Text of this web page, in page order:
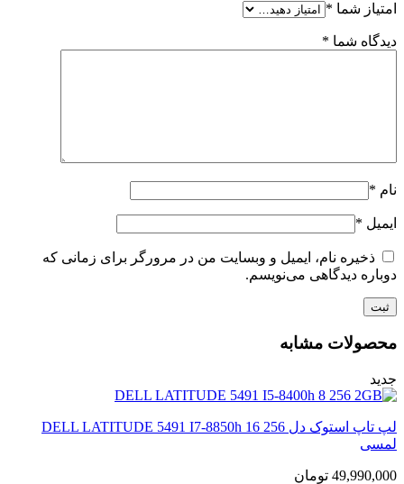
امتیاز شما *
دیدگاه شما *
نام *
ایمیل *
ذخیره نام، ایمیل و وبسایت من در مرورگر برای زمانی که
دوباره دیدگاهی می‌نویسم.
محصولات مشابه
جدید
لپ تاپ استوک دل DELL LATITUDE 5491 I7-8850h 16 256
لمسی
49,990,000 تومان